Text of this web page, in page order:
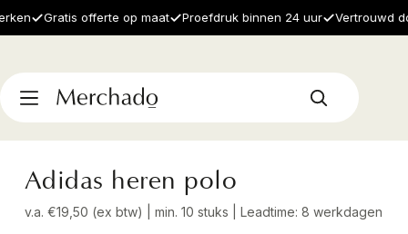
Gratis offerte op maat Proefdruk binnen 24 uur Vertrouwd door
Adidas heren polo
v.a. €19,50 (ex btw) | min. 10 stuks | Leadtime: 8 werkdagen